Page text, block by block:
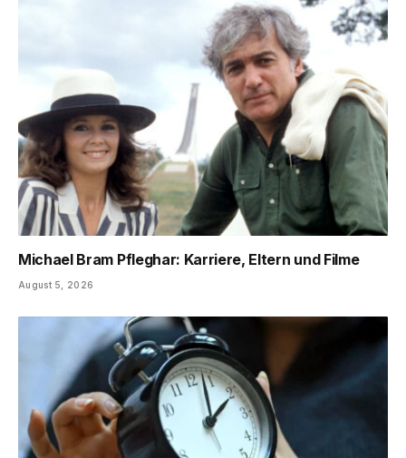
Michael Bram Pfleghar: Karriere, Eltern und Filme
August 5, 2026